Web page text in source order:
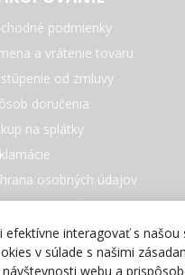
podmienky
a vrátenie tovaru
od zmluvy
doručenia
na splátky
osobných údajov
Cookies
značkyinteragovať s
v súlade s našimi
webu a